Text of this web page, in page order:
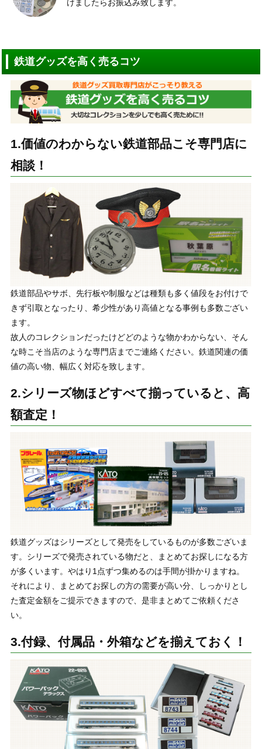
けましたらお振込み致します。
鉄道グッズを高く売るコツ
1.価値のわからない鉄道部品こそ専門店に
相談！
鉄道部品やサボ、先行板や制服などは種類も多く値段をお付けで
きず引取となったり、希少性があり高値となる事例も多数ござい
ます。
故人のコレクションだったけどどのような物かわからない、そん
な時こそ当店のような専門店までご連絡ください。鉄道関連の価
値の高い物、幅広く対応を致します。
2.シリーズ物ほどすべて揃っていると、高
額査定！
鉄道グッズはシリーズとして発売をしているものが多数ございま
す。シリーズで発売されている物だと、まとめてお探しになる方
が多くいます。やはり1点ずつ集めるのは手間が掛かりますね。
それにより、まとめてお探しの方の需要が高い分、しっかりとし
た査定金額をご提示できますので、是非まとめてご依頼くださ
い。
3.付録、付属品・外箱などを揃えておく！